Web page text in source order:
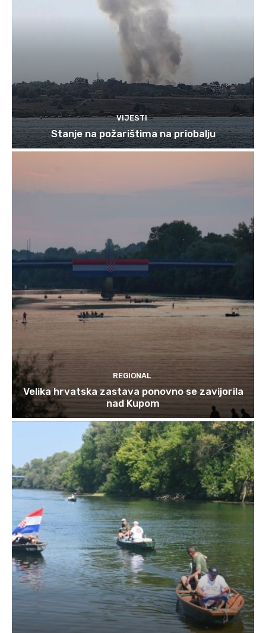
VIJESTI
Stanje na požarištima na priobalju
REGIONAL
Velika hrvatska zastava ponovno se zavijorila
nad Kupom